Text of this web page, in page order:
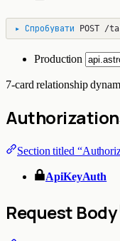
▸ Спробувати POST /
Production
7-card relationship
Section titled
ApiKeyAuth
Request Body